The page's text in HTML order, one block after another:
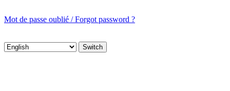
Mot de passe oublié / Forgot password ?